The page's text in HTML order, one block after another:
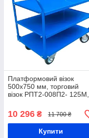
Платформовий візок
500x750 мм, торговий
візок РПТ2-008П2- 125М,
полки, вантажний візок
10 296 ₴ 11 700 ₴
Купити